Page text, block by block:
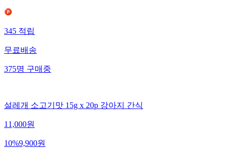
345 적립
무료배송
375명 구매중
설레개 소고기맛 15g x 20p 강아지 간식
11,000원
10%9,900원